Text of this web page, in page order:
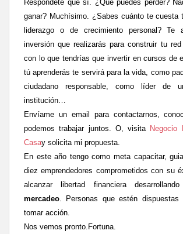
Respóndete que sí. ¿Qué puedes perder?
ganar? Muchísimo. ¿Sabes cuánto te cuesta
liderazgo o de crecimiento personal? Te
inversión que realizarás para construir tu
con lo que tendrías que invertir en cursos de
tú aprenderás te servirá para la vida, como
ciudadano responsable, como líder de
institución…
Envíame un email para contactarnos,
podemos trabajar juntos. O, visita Negocio
Casay solicita mi propuesta.
En este año tengo como meta capacitar,
diez emprendedores comprometidos con su
alcanzar libertad financiera
mercadeo. Personas que estén
tomar acción.
Nos vemos pronto. Fortuna.